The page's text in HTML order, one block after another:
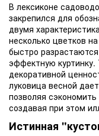
В лексиконе
закрепился для
двумя
несколько цветков
быстро
эффектную куртинку.
декоративной
луковица весной
позволяя
создавая при этом
Истинная